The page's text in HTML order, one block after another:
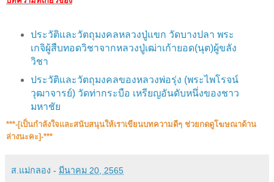
ประวัติและวัตถุมงคลหลวงปู่แขก วัดบางปลา พระ
เกจิผู้สืบทอดวิชาจากหลวงปู่เฒ่าเก้ายอด(นุต)ผู้ขลัง
วิชา
ประวัติและวัตถุมงคลของ​หลวงพ่อ​รุ่ง​ (พระไพโรจน์
วุฒาจารย์) วัดท่ากระบือ เหรียญอันดับหนึ่งของชาว
มหาชัย
***-[เป็นกำลังใจและสนับสนุน​ให้เราเขียนบทความดีๆ ช่วยกดดูโฆษณาด้าน
ล่างนะคะ]-***
ส.แม่กลอง - มีนาคม 20, 2565